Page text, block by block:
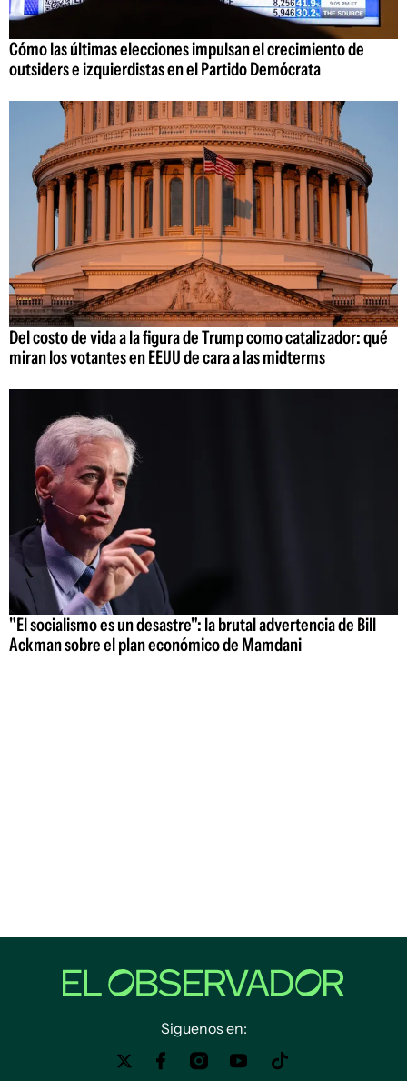
Cómo las últimas elecciones impulsan el crecimiento de
outsiders e izquierdistas en el Partido Demócrata
Del costo de vida a la figura de Trump como catalizador: qué
miran los votantes en EEUU de cara a las midterms
"El socialismo es un desastre": la brutal advertencia de Bill
Ackman sobre el plan económico de Mamdani
Siguenos en: